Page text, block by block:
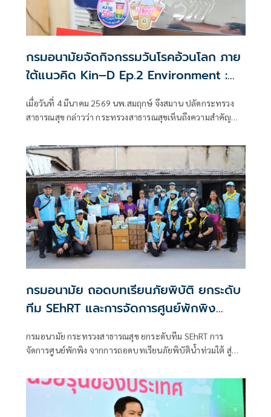
กรมอนามัยจัดกิจกรรมวันโรคอ้วนโลก ภาย
ใต้แนวคิด Kin–D Ep.2 Environment :
กินดี ลดอ้วน
เมื่อวันที่ 4 มีนาคม 2569 นพ.สมฤกษ์ จึงสมาน ปลัดกระทรวง
สาธารณสุข กล่าวว่า กระทรวงสาธารณสุขเห็นถึงความสำคัญ
กรมอนามัย ถอดบทเรียนภัยพิบัติ ยกระดับ
ทีม SEhRT และการจัดการศูนย์พักพิง
ภาวะฉุกเฉิน
กรมอนามัย กระทรวงสาธารณสุข ยกระดับทีม SEhRT การ
จัดการศูนย์พักพิง จากการถอดบทเรียนภัยพิบัติน้ำท่วมใต้ สู่
ดูแลสุขภาพ สุขอนามัย และสุขาภิบาลให้กับประชาชนในศูนย์